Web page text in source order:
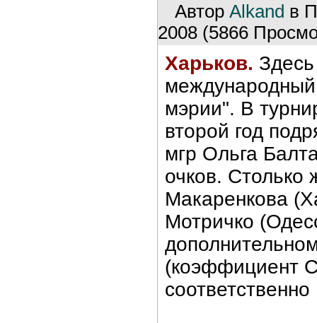
Автор Alkand в
2008 (5866
Харьков.
мэрии". В
второй год
мгр Ольга
очков.
Макаренкова
Мотричко
(коэффициент